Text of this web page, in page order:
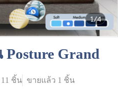
1/4
Grand
ชิ้น ขายแล้ว 1 ชิ้น